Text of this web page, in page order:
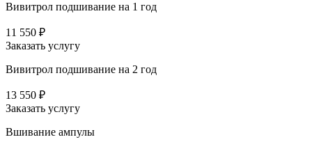
Вивитрол подшивание на 1 год
11 550 ₽
Заказать услугу
Вивитрол подшивание на 2 год
13 550 ₽
Заказать услугу
Вшивание ампулы